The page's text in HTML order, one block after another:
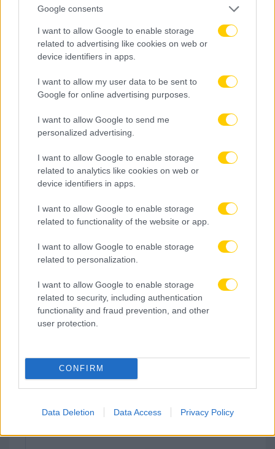
Google consents
I want to allow Google to enable storage
related to advertising like cookies on web or
device identifiers in apps.
I want to allow my user data to be sent to
Google for online advertising purposes.
I want to allow Google to send me
personalized advertising.
I want to allow Google to enable storage
related to analytics like cookies on web or
device identifiers in apps.
I want to allow Google to enable storage
related to functionality of the website or app.
I want to allow Google to enable storage
related to personalization.
I want to allow Google to enable storage
related to security, including authentication
functionality and fraud prevention, and other
user protection.
CONFIRM
Data Deletion Data Access Privacy Policy
Σαουδική Αραβία κερδίζει πλάγιο σε επίκινδυνη
0 0 SHARE
40 2º Half
μπάλα. Ο Γκάρι Ροντρίγκεζ βρίσκεται σε καλή